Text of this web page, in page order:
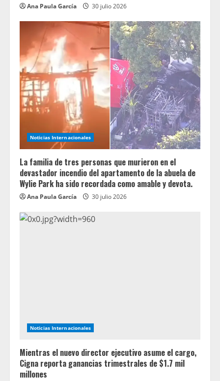
Ana Paula García 30 julio 2026
Noticias Internacionales
La familia de tres personas que murieron en el
devastador incendio del apartamento de la abuela de
Wylie Park ha sido recordada como amable y devota.
Ana Paula García 30 julio 2026
Noticias Internacionales
Mientras el nuevo director ejecutivo asume el cargo,
Cigna reporta ganancias trimestrales de $1.7 mil
millones